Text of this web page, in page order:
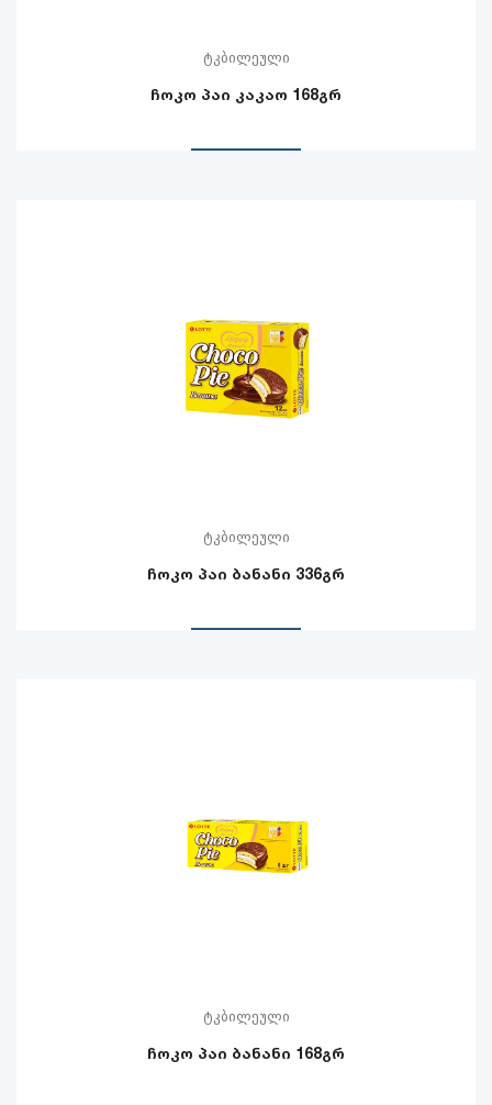
ტკბილეული
ჩოკო პაი კაკაო 168გრ
ტკბილეული
ჩოკო პაი ბანანი 336გრ
ტკბილეული
ჩოკო პაი ბანანი 168გრ